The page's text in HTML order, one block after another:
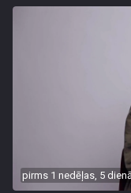
pirms 1 nedēļas, 5